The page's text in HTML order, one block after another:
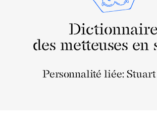
Dictionnaire
des metteuses en
Personnalité liée: Stuart